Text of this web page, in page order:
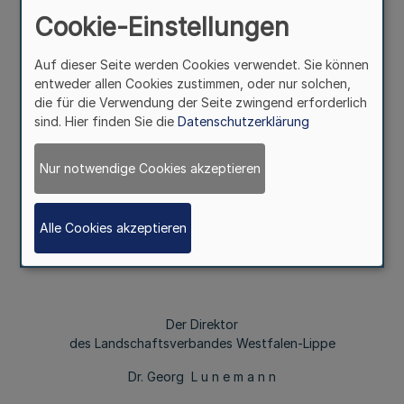
ist im Internet unter
ueberblick/der-lwl-zahlen/bekanntmachungen/ öffentlich
bekannt gemacht worden.
Westfalen-Lippe vom 28. Dezember 2020 (MBl. NRW. 2021
S. 10)
Münster, 6. Oktober 2023
Der Direktor
des Landschaftsverbandes Westfalen-Lippe
Dr. Georg L u n e m a n n
Cookie-Einstellungen
Auf dieser Seite werden Cookies verwendet. Sie können
entweder allen Cookies zustimmen, oder nur solchen,
die für die Verwendung der Seite zwingend erforderlich
sind. Hier finden Sie die Datenschutzerklärung
Nur notwendige Cookies akzeptieren
Alle Cookies akzeptieren